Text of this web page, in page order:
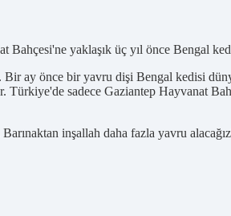
Bahçesi'ne yaklaşık üç yıl önce Bengal
ay önce bir yavru dişi Bengal kedisi
sadece Gaziantep Hayvanat
inşallah daha fazla yavru